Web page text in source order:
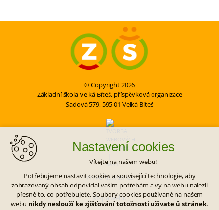
Nastavení cookies
Vítejte na našem webu!
Potřebujeme nastavit cookies a související technologie, aby
zobrazovaný obsah odpovídal vašim potřebám a vy na webu nalezli
přesně to, co potřebujete. Soubory cookies používané na našem
webu nikdy neslouží ke zjišťování totožnosti uživatelů stránek.
© Copyright 2026
Základní škola Velká Bíteš, příspěvková organizace
Sadová 579, 595 01 Velká Bíteš
VYTVOŘIL XART.CZ
Mapa webu